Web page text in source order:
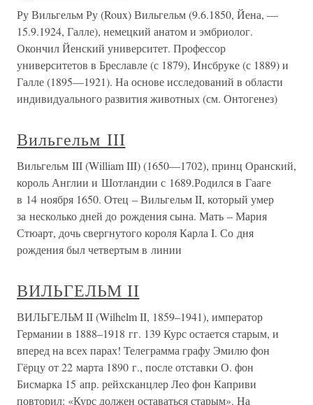
Ру Вильгельм Ру (Roux) Вильгельм (9.6.1850, Йена, —
15.9.1924, Галле), немецкий анатом и эмбриолог.
Окончил Йенский университет. Профессор
университетов в Бреславле (с 1879), Инсбруке (с 1889) и
Галле (1895—1921). На основе исследований в области
индивидуального развития животных (см. Онтогенез)
Вильгельм III
Вильгельм III (William III) (1650—1702), принц Оранский,
король Англии и Шотландии с 1689.Родился в Гааге
в 14 ноября 1650. Отец – Вильгельм II, который умер
за несколько дней до рождения сына. Мать – Мария
Стюарт, дочь свергнутого короля Карла I. Со дня
рождения был четвертым в линии
ВИЛЬГЕЛЬМ II
ВИЛЬГЕЛЬМ II (Wilhelm II, 1859–1941), император
Германии в 1888–1918 гг. 139 Курс остается старым, и
вперед на всех парах! Телеграмма графу Эмилю фон
Гёрцу от 22 марта 1890 г., после отставки О. фон
Бисмарка 15 апр. рейхсканцлер Лео фон Каприви
повторил: «Курс должен оставаться старым». На